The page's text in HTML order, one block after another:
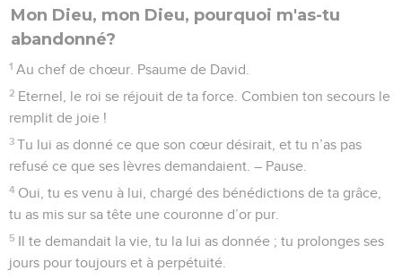
Mon Dieu, mon Dieu, pourquoi m'as-tu
abandonné?
1 Au chef de chœur. Psaume de David.
2 Eternel, le roi se réjouit de ta force. Combien ton secours le
remplit de joie !
3 Tu lui as donné ce que son cœur désirait, et tu n’as pas
refusé ce que ses lèvres demandaient. – Pause.
4 Oui, tu es venu à lui, chargé des bénédictions de ta grâce,
tu as mis sur sa tête une couronne d’or pur.
5 Il te demandait la vie, tu la lui as donnée ; tu prolonges ses
jours pour toujours et à perpétuité.